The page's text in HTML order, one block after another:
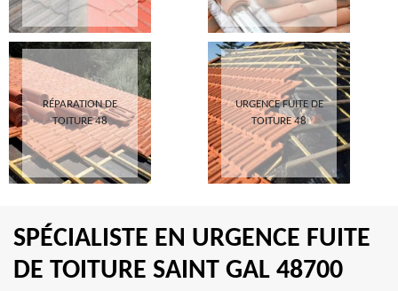
RÉPARATION DE
TOITURE 48
URGENCE FUITE DE
TOITURE 48
SPÉCIALISTE EN URGENCE FUITE
DE TOITURE SAINT GAL 48700